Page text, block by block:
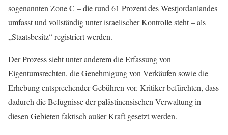
sogenannten Zone C – die rund 61 Prozent des Westjordanlandes
umfasst und vollständig unter israelischer Kontrolle steht – als
„Staatsbesitz“ registriert werden.
Der Prozess sieht unter anderem die Erfassung von
Eigentumsrechten, die Genehmigung von Verkäufen sowie die
Erhebung entsprechender Gebühren vor. Kritiker befürchten, dass
dadurch die Befugnisse der palästinensischen Verwaltung in
diesen Gebieten faktisch außer Kraft gesetzt werden.